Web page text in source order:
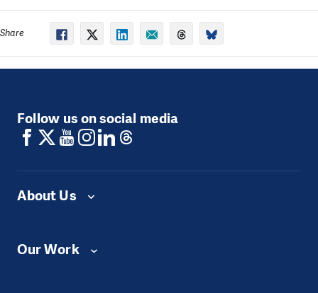
Share
Follow us on social media
About Us
Our Work